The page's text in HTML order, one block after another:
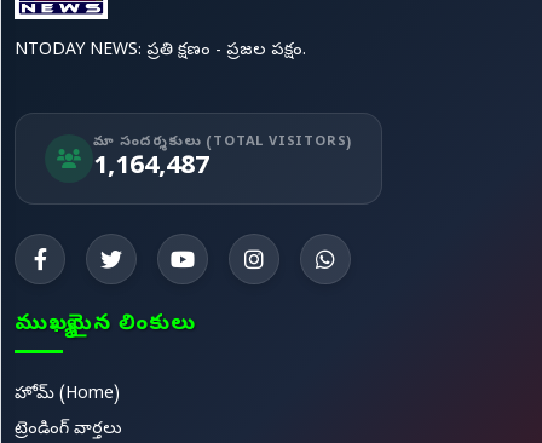
NTODAY NEWS: ప్రతి క్షణం - ప్రజల పక్షం.
మా సందర్శకులు (TOTAL VISITORS)
1,164,487
ముఖ్యమైన లింకులు
హోమ్ (Home)
ట్రెండింగ్ వార్తలు